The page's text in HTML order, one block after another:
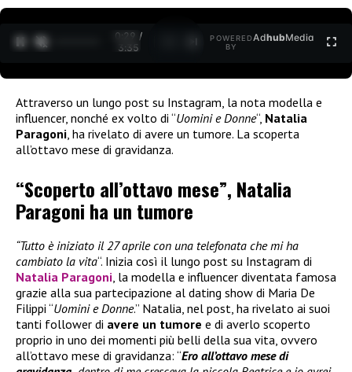
0:30 /
3:35
POWERED
BY
AdhubMedia
Attraverso un lungo post su Instagram, la nota modella e
influencer, nonché ex volto di “Uomini e Donne“, Natalia
Paragoni , ha rivelato di avere un tumore. La scoperta
all’ottavo mese di gravidanza.
“Scoperto all’ottavo mese”, Natalia
Paragoni ha un tumore
“Tutto è iniziato il 27 aprile con una telefonata che mi ha
cambiato la vita“. Inizia così il lungo post su Instagram di
Natalia Paragoni, la modella e influencer diventata famosa
grazie alla sua partecipazione al dating show di Maria De
Filippi “Uomini e Donne.” Natalia, nel post, ha rivelato ai suoi
tanti follower di avere un tumore e di averlo scoperto
proprio in uno dei momenti più belli della sua vita, ovvero
all’ottavo mese di gravidanza: “Ero all’ottavo mese di